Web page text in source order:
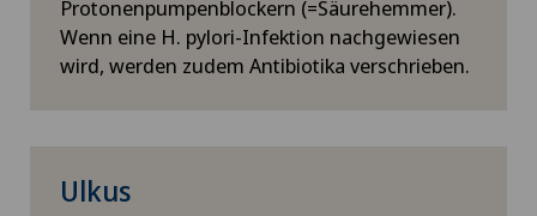
Protonenpumpenblockern (=Säurehemmer).
Wenn eine H. pylori-Infektion nachgewiesen
wird, werden zudem Antibiotika verschrieben.
Ulkus